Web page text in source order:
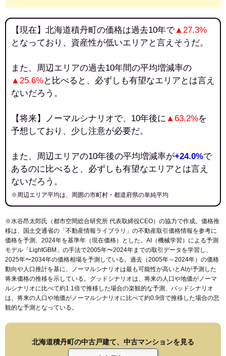
【現在】北海道積丹町の価格は過去10年で▲27.3%
となっており、資産性が低いエリアと言えそうだ。
また、周辺エリアの過去10年間の平均増減率の
▲25.6%と比べると、必ずしも有望なエリアとは言え
ないだろう。
【将来】ノーマルシナリオで、10年後に ▲63.2%を
予想しており、少し注意が必要だ。
また、周辺エリアの10年後の平均増減率が+24.0%で
あるのに比べると、必ずしも有望なエリアとは言え
ないだろう。
※周辺エリア平均は、周囲の市町村・都道府県の単純平均
※水谷昂太郎氏（都市空間総合研究所 代表取締役CEO）の協力で作成。価格推
移は、国土交通省の「 不動産情報ライブラリ 」の不動産取引価格情報を参考に
価格を予測、2024年を基準年（現在価格）とした。AI（機械学習）による予測
モデル「LightGBM」の手法で2005年〜2024年までの取引データを学習し、
2025年〜2034年の価格相場を予測している。過去（2005年～2024年）の価格
動向や人口推計を基に、ノーマルシナリオは最も可能性が高いとAIが予測した
将来価格の推移を示している。グッドシナリオは、将来の人口や地価がノーマ
ルシナリオに比べて約1.1倍で推移した場合の楽観的な予測、バッドシナリオ
は、将来の人口や地価がノーマルシナリオに比べて約0.9倍で推移した場合の悲
観的な予測となっている。
北海道積丹町の中古戸建て、中古マンションを見る